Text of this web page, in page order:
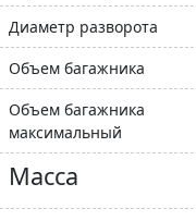
Диаметр разворота
Объем багажника
Объем багажника
максимальный
Масса